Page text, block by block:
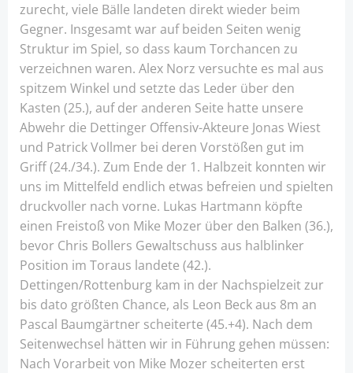
zurecht, viele Bälle landeten direkt wieder beim
Gegner. Insgesamt war auf beiden Seiten wenig
Struktur im Spiel, so dass kaum Torchancen zu
verzeichnen waren. Alex Norz versuchte es mal aus
spitzem Winkel und setzte das Leder über den
Kasten (25.), auf der anderen Seite hatte unsere
Abwehr die Dettinger Offensiv-Akteure Jonas Wiest
und Patrick Vollmer bei deren Vorstößen gut im
Griff (24./34.). Zum Ende der 1. Halbzeit konnten wir
uns im Mittelfeld endlich etwas befreien und spielten
druckvoller nach vorne. Lukas Hartmann köpfte
einen Freistoß von Mike Mozer über den Balken (36.),
bevor Chris Bollers Gewaltschuss aus halblinker
Position im Toraus landete (42.).
Dettingen/Rottenburg kam in der Nachspielzeit zur
bis dato größten Chance, als Leon Beck aus 8m an
Pascal Baumgärtner scheiterte (45.+4). Nach dem
Seitenwechsel hätten wir in Führung gehen müssen:
Nach Vorarbeit von Mike Mozer scheiterten erst